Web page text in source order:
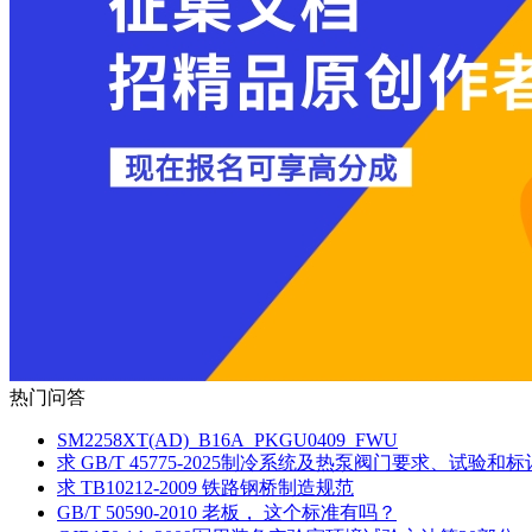
热门问答
SM2258XT(AD)_B16A_PKGU0409_FWU
求 GB/T 45775-2025制冷系统及热泵阀门要求、试验和标
求 TB10212-2009 铁路钢桥制造规范
GB/T 50590-2010 老板， 这个标准有吗？